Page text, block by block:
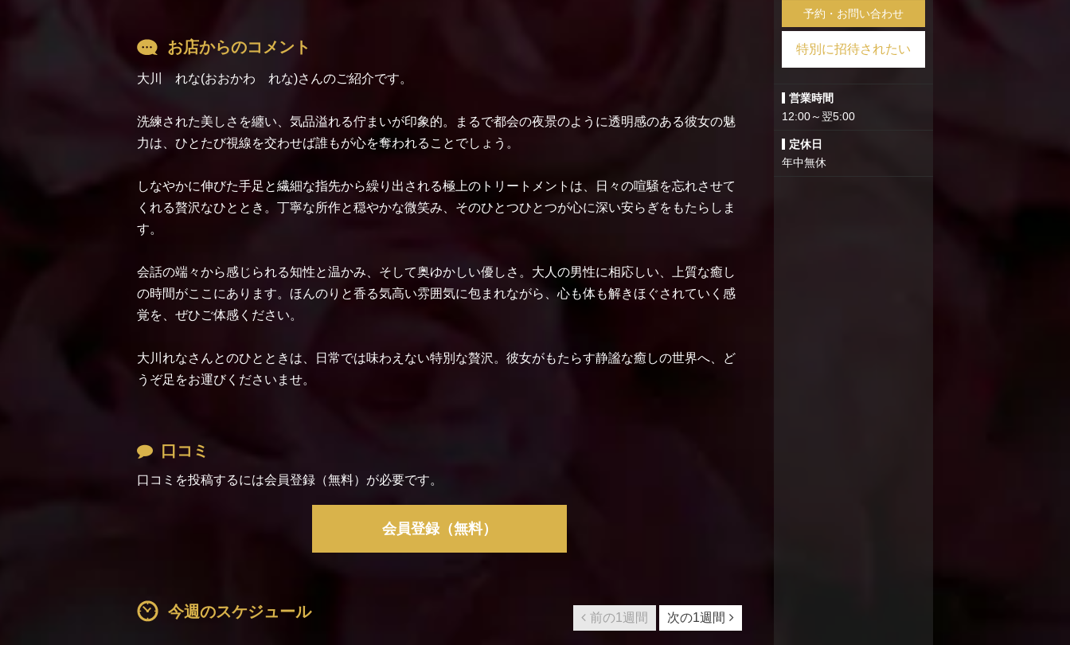
お店からのコメント
大川 れな(おおかわ れな)さんのご紹介です。
洗練された美しさを纏い、気品溢れる佇まいが印象的。まるで都会の夜景のように透明感のある彼女の魅
力は、ひとたび視線を交わせば誰もが心を奪われることでしょう。
しなやかに伸びた手足と繊細な指先から繰り出される極上のトリートメントは、日々の喧騒を忘れさせて
くれる贅沢なひととき。丁寧な所作と穏やかな微笑み、そのひとつひとつが心に深い安らぎをもたらしま
す。
会話の端々から感じられる知性と温かみ、そして奥ゆかしい優しさ。大人の男性に相応しい、上質な癒し
の時間がここにあります。ほんのりと香る気高い雰囲気に包まれながら、心も体も解きほぐされていく感
覚を、ぜひご体感ください。
大川れなさんとのひとときは、日常では味わえない特別な贅沢。彼女がもたらす静謐な癒しの世界へ、ど
うぞ足をお運びくださいませ。
口コミ
口コミを投稿するには会員登録（無料）が必要です。
会員登録（無料）
今週のスケジュール 前の1週間 次の1週間
予約・お問い合わせ
特別に招待されたい
営業時間
12:00～翌5:00
定休日
年中無休